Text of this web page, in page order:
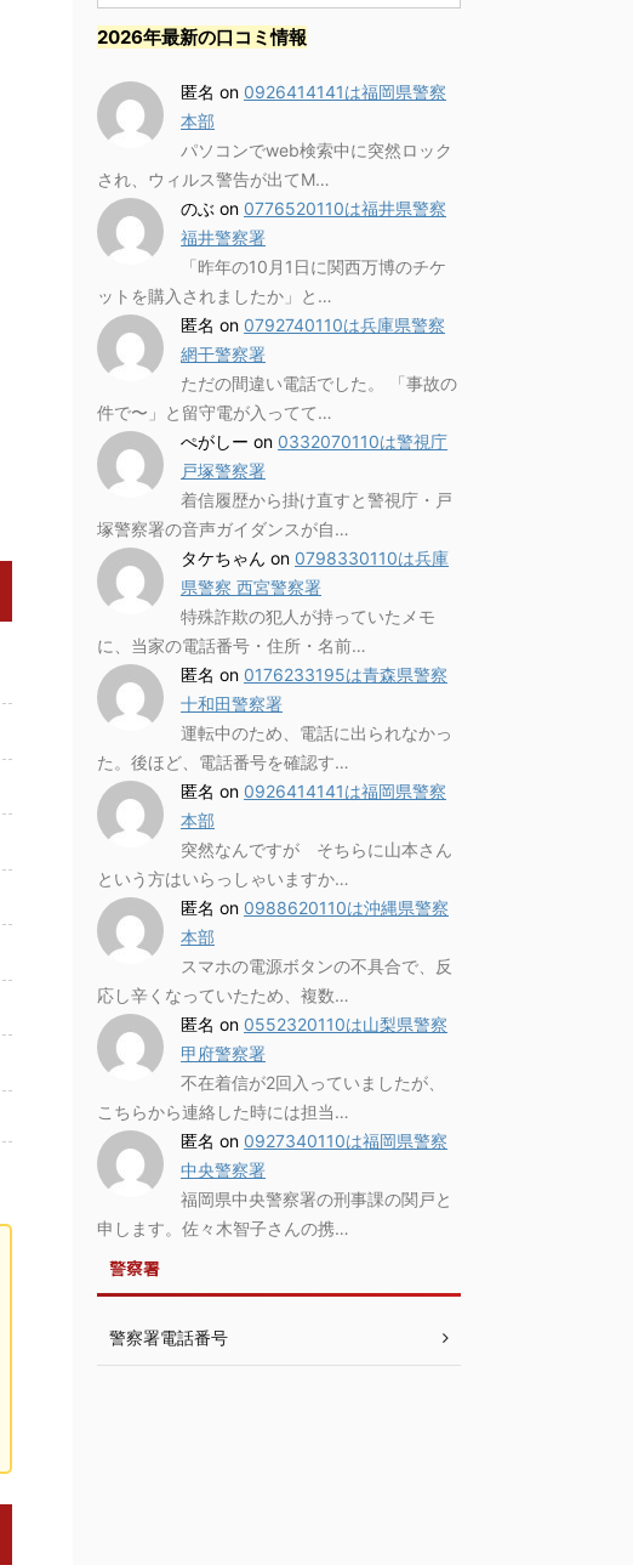
2026年最新の口コミ情報
匿名 on 0926414141は福岡県警察
本部
パソコンでweb検索中に突然ロック
され、ウィルス警告が出てM…
のぶ on 0776520110は福井県警察
福井警察署
「昨年の10月1日に関西万博のチケ
ットを購入されましたか」と…
匿名 on 0792740110は兵庫県警察
網干警察署
ただの間違い電話でした。 「事故の
件で〜」と留守電が入ってて…
ぺがしー on 0332070110は警視庁
戸塚警察署
着信履歴から掛け直すと警視庁・戸
塚警察署の音声ガイダンスが自…
タケちゃん on 0798330110は兵庫
県警察 西宮警察署
特殊詐欺の犯人が持っていたメモ
に、当家の電話番号・住所・名前…
匿名 on 0176233195は青森県警察
十和田警察署
運転中のため、電話に出られなかっ
た。後ほど、電話番号を確認す…
匿名 on 0926414141は福岡県警察
本部
突然なんですが そちらに山本さん
という方はいらっしゃいますか…
匿名 on 0988620110は沖縄県警察
本部
スマホの電源ボタンの不具合で、反
応し辛くなっていたため、複数…
匿名 on 0552320110は山梨県警察
甲府警察署
不在着信が2回入っていましたが、
こちらから連絡した時には担当…
匿名 on 0927340110は福岡県警察
中央警察署
福岡県中央警察署の刑事課の関戸と
申します。佐々木智子さんの携…
警察署
警察署電話番号